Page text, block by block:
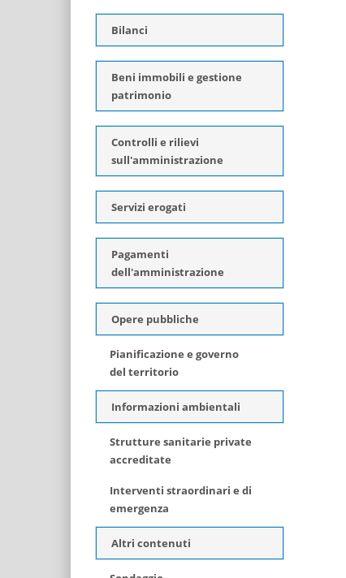
Bilanci
Beni immobili e gestione
patrimonio
Controlli e rilievi
sull'amministrazione
Servizi erogati
Pagamenti
dell'amministrazione
Opere pubbliche
Pianificazione e governo
del territorio
Informazioni ambientali
Strutture sanitarie private
accreditate
Interventi straordinari e di
emergenza
Altri contenuti